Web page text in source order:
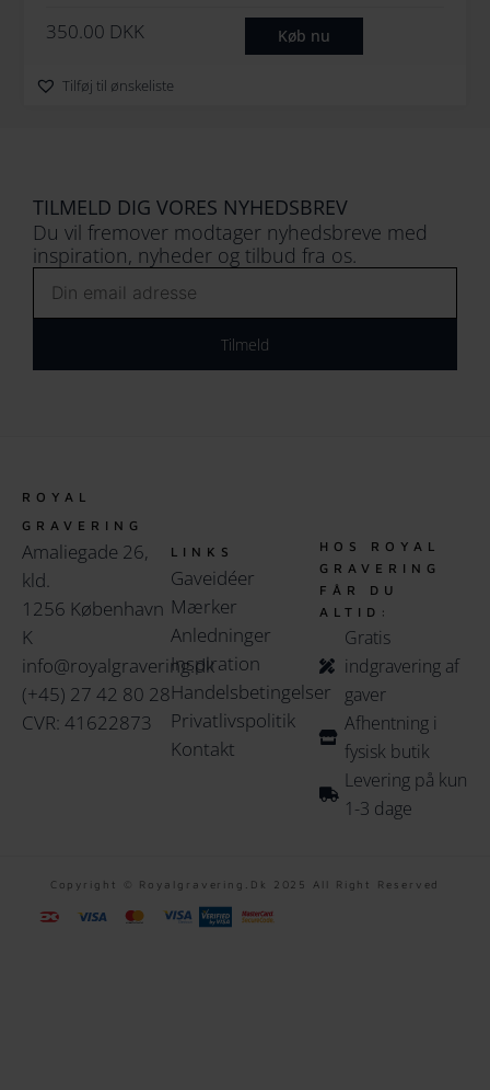
350.00 DKK Køb nu
Tilføj til ønskeliste
TILMELD DIG VORES NYHEDSBREV
Du vil fremover modtager nyhedsbreve med
inspiration, nyheder og tilbud fra os.
Email
Tilmeld
ROYAL
GRAVERING
Amaliegade 26,
kld.
1256 København
K
info@royalgravering.dk
(+45) 27 42 80 28
CVR: 41622873
LINKS
Gaveidéer
Mærker
Anledninger
Inspiration
Handelsbetingelser
Privatlivspolitik
Kontakt
HOS ROYAL
GRAVERING
FÅR DU
ALTID:
Gratis
indgravering af
gaver
Afhentning i
fysisk butik
Levering på kun
1-3 dage
Copyright © Royalgravering.dk 2025 All Right Reserved